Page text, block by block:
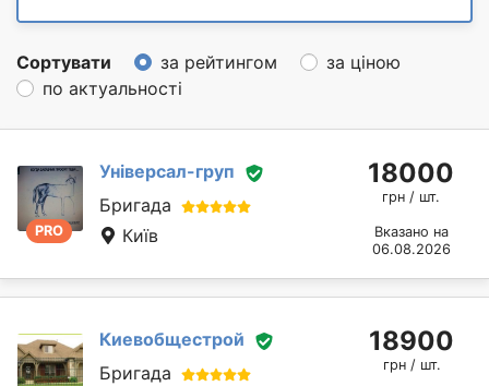
Сортувати за рейтингом
за ціною
по актуальності
PRO
Універсал-груп
Бригада
Київ
18000
грн / шт.
Вказано на
06.08.2026
Киевобщестрой
Бригада
18900
грн / шт.